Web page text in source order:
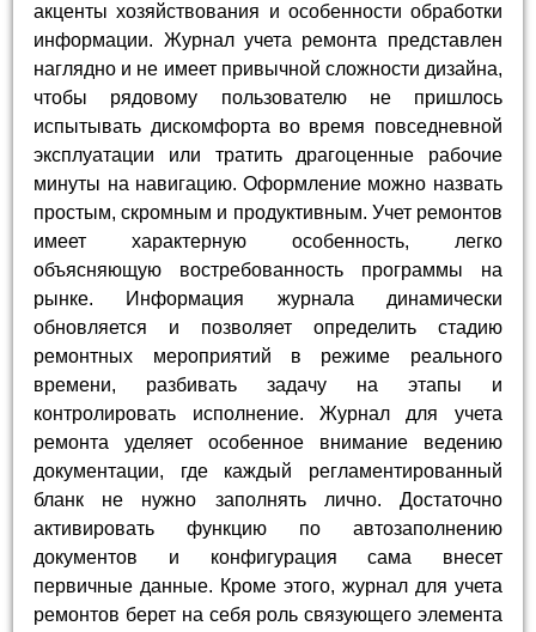
акценты хозяйствования и особенности обработки
информации. Журнал учета ремонта представлен
наглядно и не имеет привычной сложности дизайна,
чтобы рядовому пользователю не пришлось
испытывать дискомфорта во время повседневной
эксплуатации или тратить драгоценные рабочие
минуты на навигацию. Оформление можно назвать
простым, скромным и продуктивным. Учет ремонтов
имеет характерную особенность, легко
объясняющую востребованность программы на
рынке. Информация журнала динамически
обновляется и позволяет определить стадию
ремонтных мероприятий в режиме реального
времени, разбивать задачу на этапы и
контролировать исполнение. Журнал для учета
ремонта уделяет особенное внимание ведению
документации, где каждый регламентированный
бланк не нужно заполнять лично. Достаточно
активировать функцию по автозаполнению
документов и конфигурация сама внесет
первичные данные. Кроме этого, журнал для учета
ремонтов берет на себя роль связующего элемента